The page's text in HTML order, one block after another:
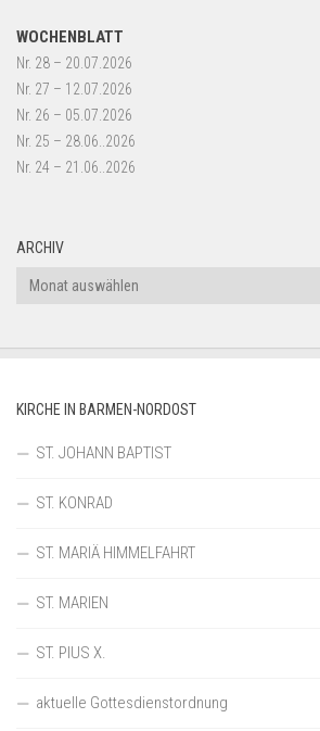
WOCHENBLATT
Nr. 28 – 20.07.2026
Nr. 27 – 12.07.2026
Nr. 26 – 05.07.2026
Nr. 25 – 28.06..2026
Nr. 24 – 21.06..2026
ARCHIV
Archiv
KIRCHE IN BARMEN-NORDOST
ST. JOHANN BAPTIST
ST. KONRAD
ST. MARIÄ HIMMELFAHRT
ST. MARIEN
ST. PIUS X.
aktuelle Gottesdienstordnung